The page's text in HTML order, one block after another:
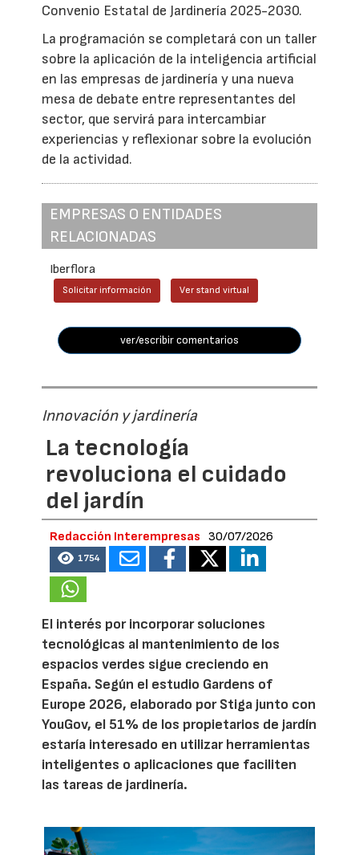
Convenio Estatal de Jardinería 2025-2030.
La programación se completará con un taller
sobre la aplicación de la inteligencia artificial
en las empresas de jardinería y una nueva
mesa de debate entre representantes del
sector, que servirá para intercambiar
experiencias y reflexionar sobre la evolución
de la actividad.
EMPRESAS O ENTIDADES
RELACIONADAS
Iberflora
Solicitar información Ver stand virtual
ver/escribir comentarios
Innovación y jardinería
La tecnología
revoluciona el cuidado
del jardín
Redacción Interempresas 30/07/2026
1754
El interés por incorporar soluciones
tecnológicas al mantenimiento de los
espacios verdes sigue creciendo en
España. Según el estudio Gardens of
Europe 2026, elaborado por Stiga junto con
YouGov, el 51% de los propietarios de jardín
estaría interesado en utilizar herramientas
inteligentes o aplicaciones que faciliten
las tareas de jardinería.